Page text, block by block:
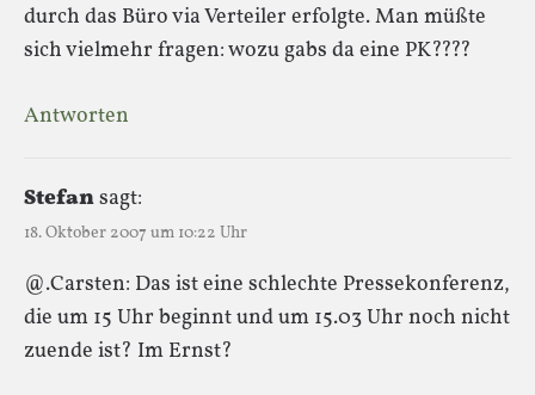
durch das Büro via Verteiler erfolgte. Man müßte
sich vielmehr fragen: wozu gabs da eine PK????
Antworten
Stefansagt:
18. Oktober 2007 um 10:22 Uhr
@.Carsten: Das ist eine schlechte Pressekonferenz,
die um 15 Uhr beginnt und um 15.03 Uhr noch nicht
zuende ist? Im Ernst?